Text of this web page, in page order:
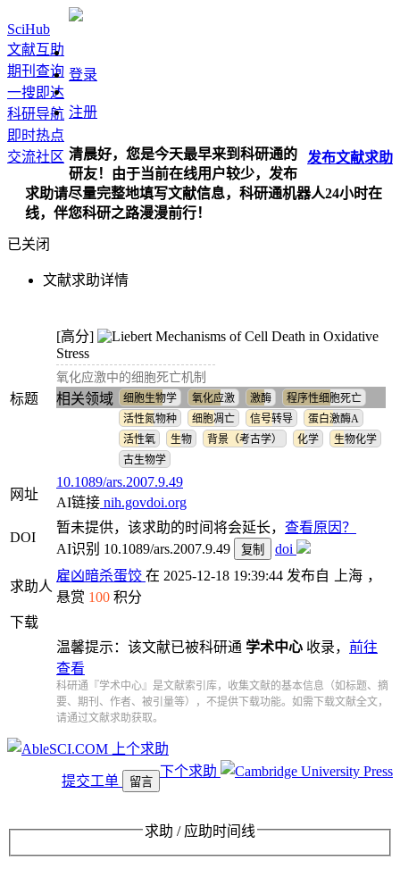
SciHub
文献互助
期刊查询
一搜即达
科研导航
即时热点
交流社区
登录
注册
发布文献求助
清晨好，您是今天最早来到科研通的
研友！由于当前在线用户较少，发布
求助请尽量完整地填写文献信息，科研通机器人24小时在
线，伴您科研之路漫漫前行！
已关闭
文献求助详情
标题
[高分]
Mechanisms of Cell Death in Oxidative
Stress
氧化应激中的细胞死亡机制
相关领域 细胞生物学 氧化应激 激酶
程序性细胞死亡
活性氮物种
细胞凋亡 信号转导
蛋白激酶A
活性氧
生物 背景（考古学） 化学
生物化学
古生物学
网址
10.1089/ars.2007.9.49
AI链接 nih.govdoi.org
DOI
暂未提供，该求助的时间将会延长， 查看原因？
AI识别 10.1089/ars.2007.9.49 复制 doi
求助人
雇凶暗杀蛋饺 在 2025-12-18 19:39:44 发布自 上海 ，
悬赏 100 积分
下载
温馨提示：该文献已被科研通 学术中心 收录， 前往
查看
科研通『学术中心』是文献索引库，收集文献的基本信息（如标题、摘
要、期刊、作者、被引量等），不提供下载功能。如需下载文献全文，
请通过文献求助获取。
上个求助
下个求助
提交工单 留言
求助 / 应助时间线